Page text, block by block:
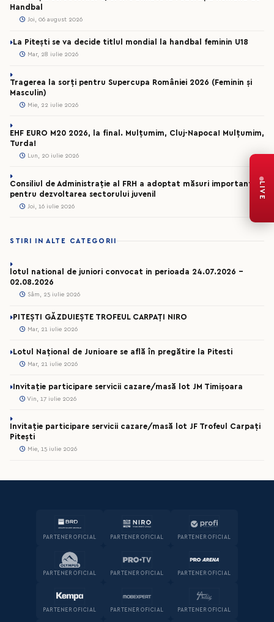
Handbal
Joi, 06 august 2026
La Pitești se va decide titlul mondial la handbal feminin U18
Mar, 28 iulie 2026
Tragerea la sorți pentru Supercupa României 2026 (Feminin și
Masculin)
Mie, 22 iulie 2026
EHF EURO M20 2026, la final. Mulțumim, Cluj-Napoca! Mulțumim,
Turda!
Lun, 20 iulie 2026
Consiliul de Administrație al FRH a adoptat măsuri importante
pentru dezvoltarea sectorului juvenil
Joi, 16 iulie 2026
STIRI IN ALTE CATEGORII
lotul national de juniori convocat in perioada 24.07.2026 –
02.08.2026
Sâm, 25 iulie 2026
PITEȘTI GĂZDUIEȘTE TROFEUL CARPAȚI NIRO
Mar, 21 iulie 2026
Lotul Național de Junioare se află în pregătire la Pitesti
Mar, 21 iulie 2026
Invitație participare servicii cazare/masă lot JM Timișoara
Vin, 17 iulie 2026
Invitație participare servicii cazare/masă lot JF Trofeul Carpați
Pitești
Mie, 15 iulie 2026
PARTENER OFICIAL PARTENER OFICIAL PARTENER OFICIAL
PARTENER OFICIAL PARTENER OFICIAL PARTENER OFICIAL
PARTENER OFICIAL PARTENER OFICIAL PARTENER OFICIAL
LIVE